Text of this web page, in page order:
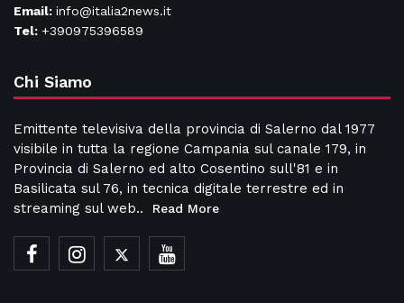
Email: info@italia2news.it
Tel: +390975396589
Chi Siamo
Emittente televisiva della provincia di Salerno dal 1977
visibile in tutta la regione Campania sul canale 179, in
Provincia di Salerno ed alto Cosentino sull'81 e in
Basilicata sul 76, in tecnica digitale terrestre ed in
streaming sul web..
Read More